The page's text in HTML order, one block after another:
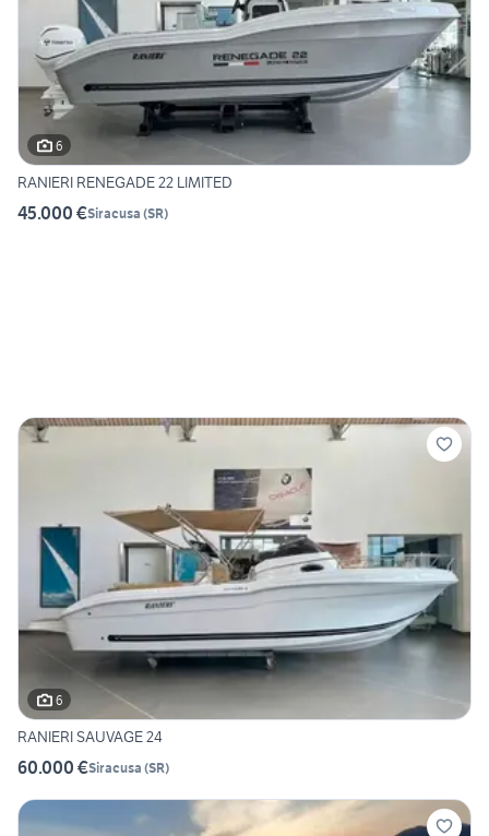
6
RANIERI RENEGADE 22 LIMITED
45.000 €Siracusa (SR)
6
RANIERI SAUVAGE 24
60.000 €Siracusa (SR)